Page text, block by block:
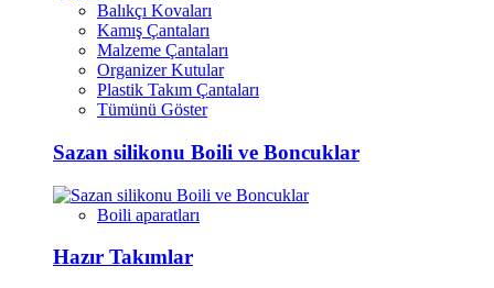
Balıkçı Kovaları
Kamış Çantaları
Malzeme Çantaları
Organizer Kutular
Plastik Takım Çantaları
Tümünü Göster
Sazan silikonu Boili ve Boncuklar
Boili aparatları
Hazır Takımlar